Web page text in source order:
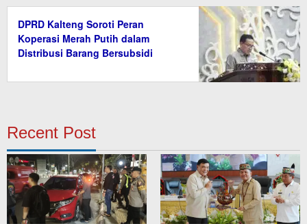
DPRD Kalteng Soroti Peran
Koperasi Merah Putih dalam
Distribusi Barang Bersubsidi
Recent Post